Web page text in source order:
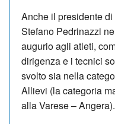
Anche il presidente
Stefano Pedrinazzi
augurio agli atleti,
dirigenza e i tecnici
svolto sia nella
Allievi (la categoria
alla Varese – Angera).